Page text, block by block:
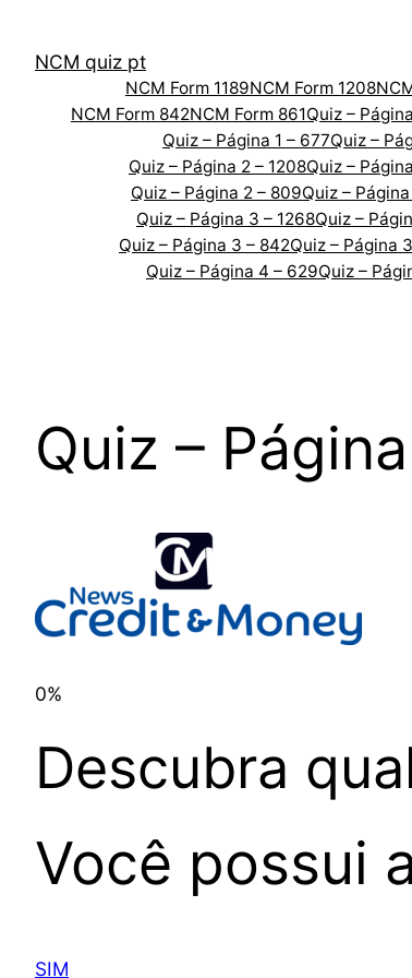
contentNCM quiz pt
NCM Form 1189NCM Form 1208
NCM Form 842NCM Form 861Quiz –
Quiz – Página 1 – 677Quiz –
Quiz – Página 2 – 1208Quiz –
Quiz – Página 2 – 809Quiz –
Quiz – Página 3 – 1268Quiz –
Quiz – Página 3 – 842Quiz – Página
Quiz – Página 4 – 629Quiz –
Quiz –
0%
Descubra
Você possui
SIM